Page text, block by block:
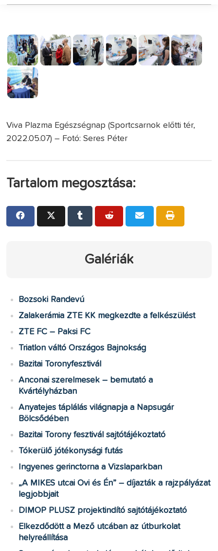
Viva Plazma Egészségnap (Sportcsarnok előtti tér,
2022.05.07) – Fotó: Seres Péter
Tartalom megosztása:
Galériák
Bozsoki Randevú
Zalakerámia ZTE KK megkezdte a felkészülést
ZTE FC – Paksi FC
Triatlon váltó Országos Bajnokság
Bazitai Toronyfesztivál
Anconai szerelmesek – bemutató a
Kvártélyházban
Anyatejes táplálás világnapja a Napsugár
Bölcsődében
Bazitai Torony fesztivál sajtótájékoztató
Tókerülő jótékonysági futás
Ingyenes gerinctorna a Vizslaparkban
„A MIKES utcai Ovi és Én” – díjazták a rajzpályázat
legjobbjait
DIMOP PLUSZ projektindító sajtótájékoztató
Elkezdődött a Mező utcában az útburkolat
helyreállítása